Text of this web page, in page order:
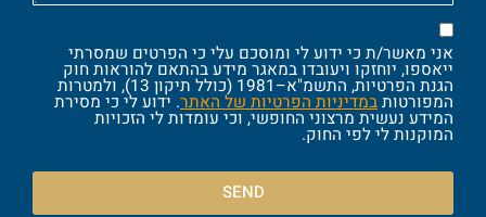
אני מאשר/ת כי ידוע לי ומוסכם עלי כי הפרטים שמסרתי
ייאספו, יוחזקו ויעובדו במאגר מידע בהתאם להוראות חוק
הגנת הפרטיות, התשמ"א–1981 (כולל תיקון 13), ולמטרות
המפורטותבמדיניות הפרטיות של האתר. ידוע לי כי מסירת
המידע נעשית מרצוני החופשי, וכי עומדות לי הזכויות
המוקנות לי לפי החוק.
SEND